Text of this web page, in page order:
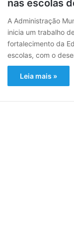
nas escolas
A Administração
inicia um trabalho
fortalecimento da
escolas, com o
Leia mais »